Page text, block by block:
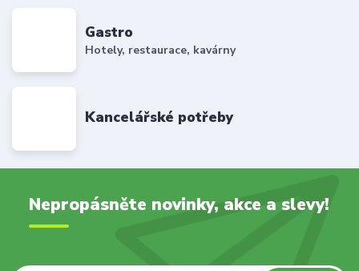
Gastro
Hotely, restaurace, kavárny
Kancelářské potřeby
Nepropásněte novinky, akce a slevy!